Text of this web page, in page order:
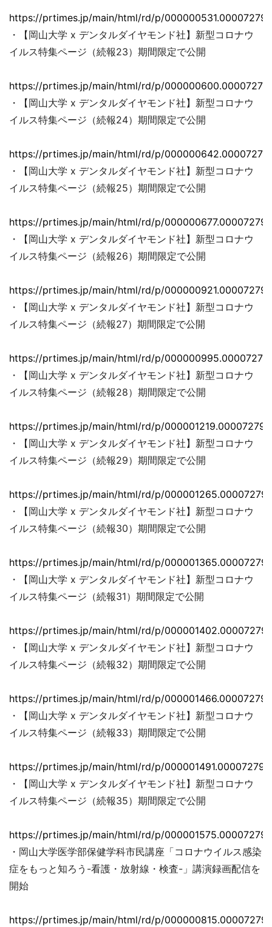
https://prtimes.jp/main/html/rd/p/
・【岡山大学 x デンタルダイヤモンド社】新型コロナウ
イルス特集ページ（続報23）期間限定で公開
https://prtimes.jp/main/html/rd/p/
・【岡山大学 x デンタルダイヤモンド社】新型コロナウ
イルス特集ページ（続報24）期間限定で公開
https://prtimes.jp/main/html/rd/p/
・【岡山大学 x デンタルダイヤモンド社】新型コロナウ
イルス特集ページ（続報25）期間限定で公開
https://prtimes.jp/main/html/rd/p/
・【岡山大学 x デンタルダイヤモンド社】新型コロナウ
イルス特集ページ（続報26）期間限定で公開
https://prtimes.jp/main/html/rd/p/
・【岡山大学 x デンタルダイヤモンド社】新型コロナウ
イルス特集ページ（続報27）期間限定で公開
https://prtimes.jp/main/html/rd/p/
・【岡山大学 x デンタルダイヤモンド社】新型コロナウ
イルス特集ページ（続報28）期間限定で公開
https://prtimes.jp/main/html/rd/p/
・【岡山大学 x デンタルダイヤモンド社】新型コロナウ
イルス特集ページ（続報29）期間限定で公開
https://prtimes.jp/main/html/rd/p/
・【岡山大学 x デンタルダイヤモンド社】新型コロナウ
イルス特集ページ（続報30）期間限定で公開
https://prtimes.jp/main/html/rd/p/
・【岡山大学 x デンタルダイヤモンド社】新型コロナウ
イルス特集ページ（続報31）期間限定で公開
https://prtimes.jp/main/html/rd/p/
・【岡山大学 x デンタルダイヤモンド社】新型コロナウ
イルス特集ページ（続報32）期間限定で公開
https://prtimes.jp/main/html/rd/p/
・【岡山大学 x デンタルダイヤモンド社】新型コロナウ
イルス特集ページ（続報33）期間限定で公開
https://prtimes.jp/main/html/rd/p/
・【岡山大学 x デンタルダイヤモンド社】新型コロナウ
イルス特集ページ（続報35）期間限定で公開
https://prtimes.jp/main/html/rd/p/
・岡山大学医学部保健学科市民講座「コロナウイルス感染
症をもっと知ろう-看護・放射線・検査-」講演録画配信を
開始
https://prtimes.jp/main/html/rd/p/